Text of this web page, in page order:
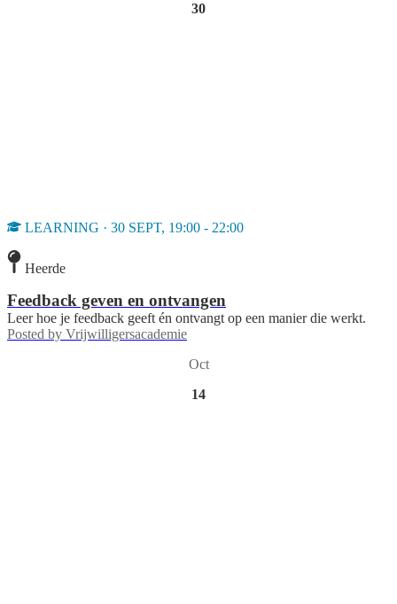
30
LEARNING · 30 SEPT, 19:00 - 22:00
Heerde
Feedback geven en ontvangen
Leer hoe je feedback geeft én ontvangt op een manier die werkt.
Posted by Vrijwilligersacademie
Oct
14